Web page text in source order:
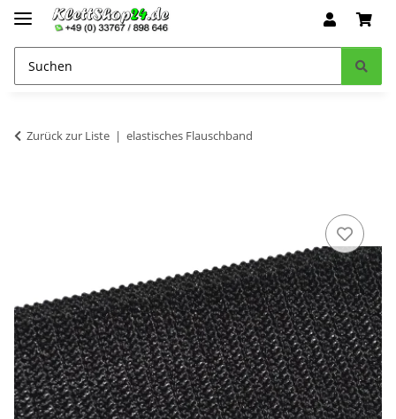
Zurück zur Liste elastisches Flauschband